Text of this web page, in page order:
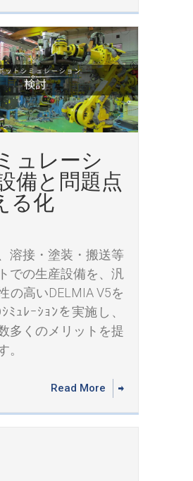
ュレーシ
備と問題点
る化
溶接・塗装・搬送等
での生産設備を、汎
の高いDELMIA V5を
ﾐｭﾚｰｼｮﾝを実施し、
多くのメリットを提
。
Read More